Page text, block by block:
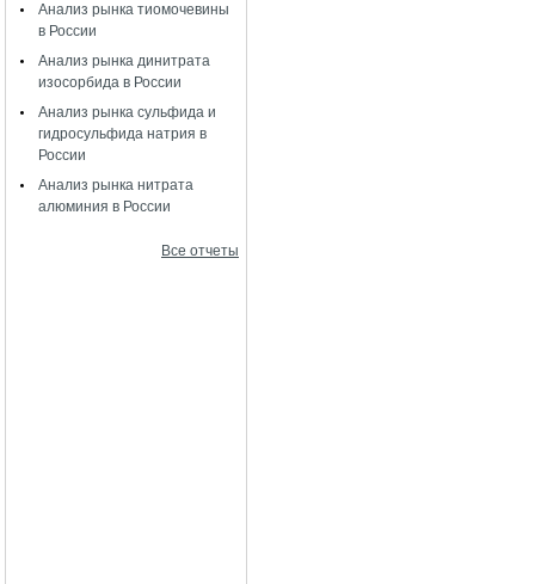
Анализ рынка тиомочевины
в России
Анализ рынка динитрата
изосорбида в России
Анализ рынка сульфида и
гидросульфида натрия в
России
Анализ рынка нитрата
алюминия в России
Все отчеты